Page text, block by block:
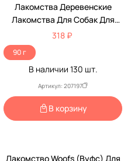
Лакомства Деревенские
Лакомства Для Собак Для
Дрессуры Перепел И Семена
Чиа 90г 79212846
318 ₽
90 г
В наличии 130 шт.
Артикул: 207197
В корзину
-15%
Лакомство Woofs (Вуфс) Для